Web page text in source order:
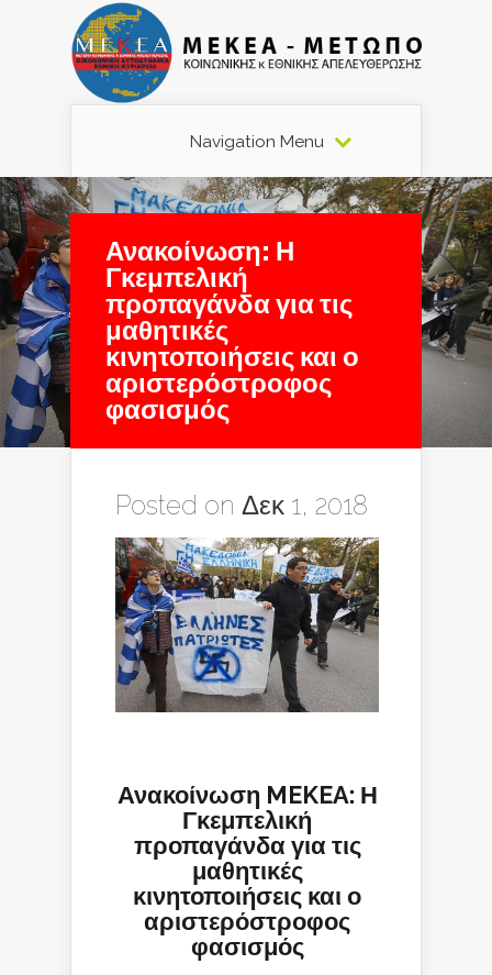
Navigation Menu
Ανακοίνωση: Η
Γκεμπελική
προπαγάνδα για τις
μαθητικές
κινητοποιήσεις και ο
αριστερόστροφος
φασισμός
Posted on Δεκ 1, 2018
Ανακοίνωση MEKEA: Η
Γκεμπελική
προπαγάνδα για τις
μαθητικές
κινητοποιήσεις και ο
αριστερόστροφος
φασισμός